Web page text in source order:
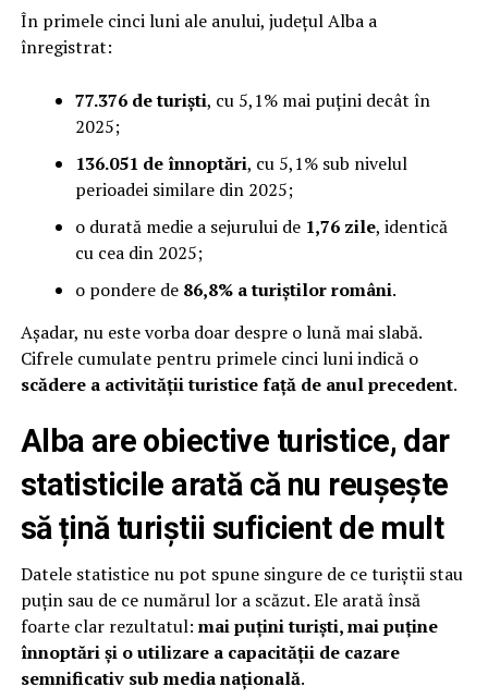
În primele cinci luni ale anului, județul Alba a
înregistrat:
77.376 de turiști, cu 5,1% mai puțini decât în
2025;
136.051 de înnoptări, cu 5,1% sub nivelul
perioadei similare din 2025;
o durată medie a sejurului de 1,76 zile, identică
cu cea din 2025;
o pondere de 86,8% a turiștilor români.
Așadar, nu este vorba doar despre o lună mai slabă.
Cifrele cumulate pentru primele cinci luni indică o
scădere a activității turistice față de anul precedent.
Alba are obiective turistice, dar
statisticile arată că nu reușește
să țină turiștii suficient de mult
Datele statistice nu pot spune singure de ce turiștii stau
puțin sau de ce numărul lor a scăzut. Ele arată însă
foarte clar rezultatul: mai puțini turiști, mai puține
înnoptări și o utilizare a capacității de cazare
semnificativ sub media națională.